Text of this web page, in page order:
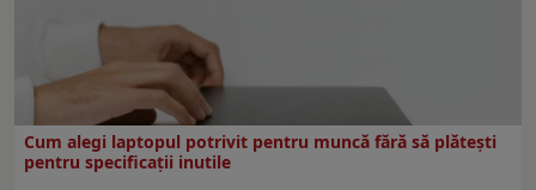
Cum alegi laptopul potrivit pentru muncă fără să plătești
pentru specificații inutile